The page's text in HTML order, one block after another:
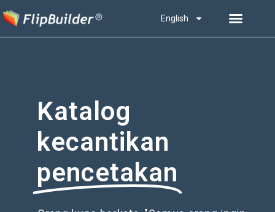
English
Katalog
kecantikan
pencetakan